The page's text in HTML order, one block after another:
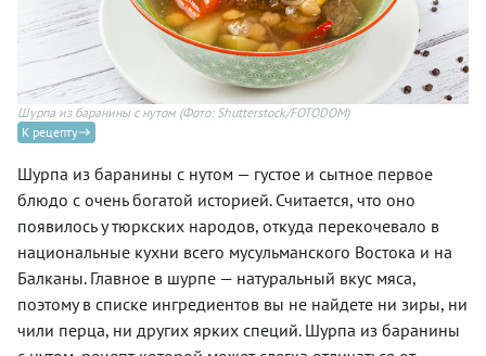
Шурпа из баранины с нутом (Фото: Shutterstock/FOTODOM)
К рецепту
Шурпа из баранины с нутом — густое и сытное первое
блюдо с очень богатой историей. Считается, что оно
появилось у тюркских народов, откуда перекочевало в
национальные кухни всего мусульманского Востока и на
Балканы. Главное в шурпе — натуральный вкус мяса,
поэтому в списке ингредиентов вы не найдете ни зиры, ни
чили перца, ни других ярких специй. Шурпа из баранины